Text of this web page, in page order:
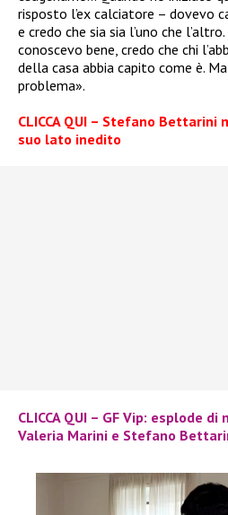
risposto l’ex calciatore – dovevo
e credo che sia sia l’uno che
conoscevo bene, credo che chi
della casa abbia capito come è. Ma
problema».
CLICCA QUI – Stefano
suo lato inedito
CLICCA QUI – GF Vip: esplode
Valeria Marini e Stefano